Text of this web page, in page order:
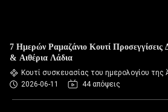
7 Ημερών Ραμαζάνιο Κουτί Προσεγγίσεις
& Αιθέρια Λάδια
Κουτί συσκευασίας του ημερολογίου της
2026-06-11
44 απόψεις